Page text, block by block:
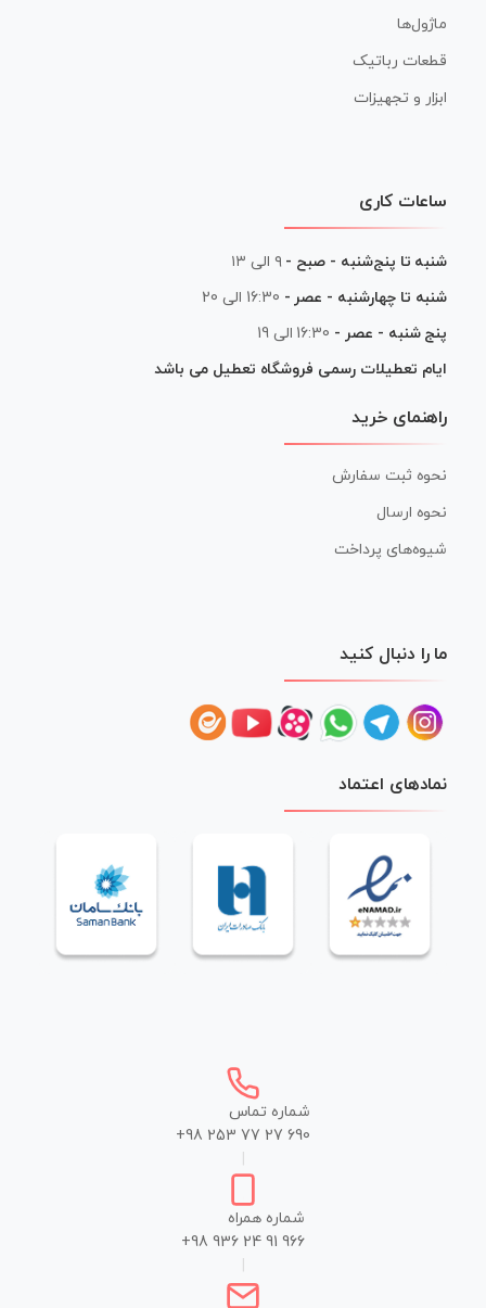
ماژول‌ها
قطعات رباتیک
ابزار و تجهیزات
ساعات کاری
شنبه تا پنج‌شنبه - صبح - ۹ الی ۱۳
شنبه تا چهارشنبه - عصر - 16:30 الی 20
پنج شنبه - عصر - 16:30 الی 19
ایام تعطیلات رسمی فروشگاه تعطیل می باشد
راهنمای خرید
نحوه ثبت سفارش
نحوه ارسال
شیوه‌های پرداخت
ما را دنبال کنید
نمادهای اعتماد
شماره تماس
+98 253 77 27 690
شماره همراه
+98 936 24 91 966